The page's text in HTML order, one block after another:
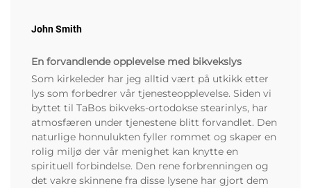
John Smith
En forvandlende opplevelse med bikvekslys
Som kirkeleder har jeg alltid vært på utkikk etter
lys som forbedrer vår tjenesteopplevelse. Siden vi
byttet til TaBos bikveks-ortodokse stearinlys, har
atmosfæren under tjenestene blitt forvandlet. Den
naturlige honnulukten fyller rommet og skaper en
rolig miljø der vår menighet kan knytte en
spirituell forbindelse. Den rene forbrenningen og
det vakre skinnene fra disse lysene har gjort dem